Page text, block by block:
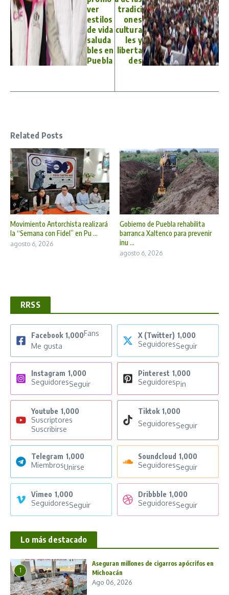
ver
estilos
de vida
saluda
bles en
Puebla
tradici
ones
cultura
les y
liberta
des
Related Posts
Movimiento Antorchista realizará
la “Semana con Fidel” en Pu ...
agosto 6, 2026
Gobierno de Puebla rehabilita
barranca Xaltenco para prevenir
inu ...
agosto 6, 2026
RRSS
Facebook 1,000Fans
Me gusta
X (Twitter) 1,000
SeguidoresSeguir
Instagram 1,000
SeguidoresSeguir
Pinterest 1,000
SeguidoresPin
Youtube 1,000
Suscriptores
Suscribirse
Tiktok 1,000
SeguidoresSeguir
Telegram 1,000
MiembrosUnirse
Soundcloud 1,000
SeguidoresSeguir
Vimeo 1,000
SeguidoresSeguir
Dribbble 1,000
SeguidoresSeguir
Lo más destacado
1
Aseguran millones de cigarros apócrifos en
Michoacán
Ago 06, 2026